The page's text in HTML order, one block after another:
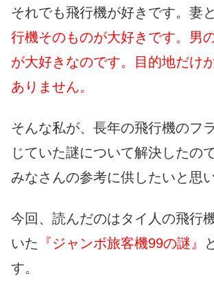
それでも飛行機が好きです。妻
行機そのものが大好きです。男
が大好きなのです。目的地だけ
ありません。
そんな私が、長年の飛行機のフ
じていた謎について解決したの
みなさんの参考に供したいと思い
今回、読んだのはタイ人の飛行
いた 『ジャンボ旅客機99の謎』
す。